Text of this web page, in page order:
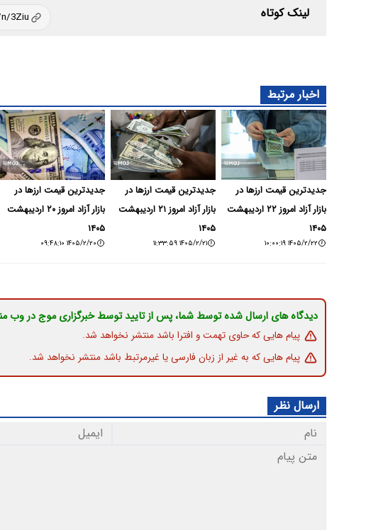
لینک کوتاه
اخبار مرتبط
جدیدترین قیمت ارزها در
بازار آزاد امروز ۲۲ اردیبهشت
۱۴۰۵
۱۴۰۵/۲/۲۲ ۱۰:۰۰:۱۹
جدیدترین قیمت ارزها در
بازار آزاد امروز ۲۱ اردیبهشت
۱۴۰۵
۱۴۰۵/۲/۲۱ ۱۱:۳۳:۵۹
جدیدترین قیمت ارزها در
بازار آزاد امروز ۲۰ اردیبهشت
۱۴۰۵
۱۴۰۵/۲/۲۰ ۰۹:۴۸:۱۰
دیدگاه های ارسال شده توسط شما، پس از تایید توسط خبرگزاری موج در وب
پیام هایی که حاوی تهمت و افترا باشد منتشر نخواهد شد.
پیام هایی که به غیر از زبان فارسی یا غیرمرتبط باشد منتشر نخواهد شد.
ارسال نظر